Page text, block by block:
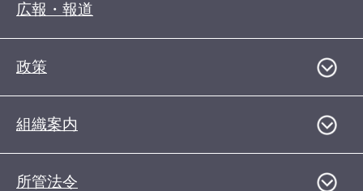
広報・報道
政策
組織案内
所管法令